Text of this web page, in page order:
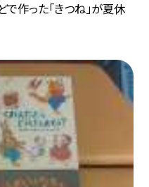
で作った「きつね」が夏休